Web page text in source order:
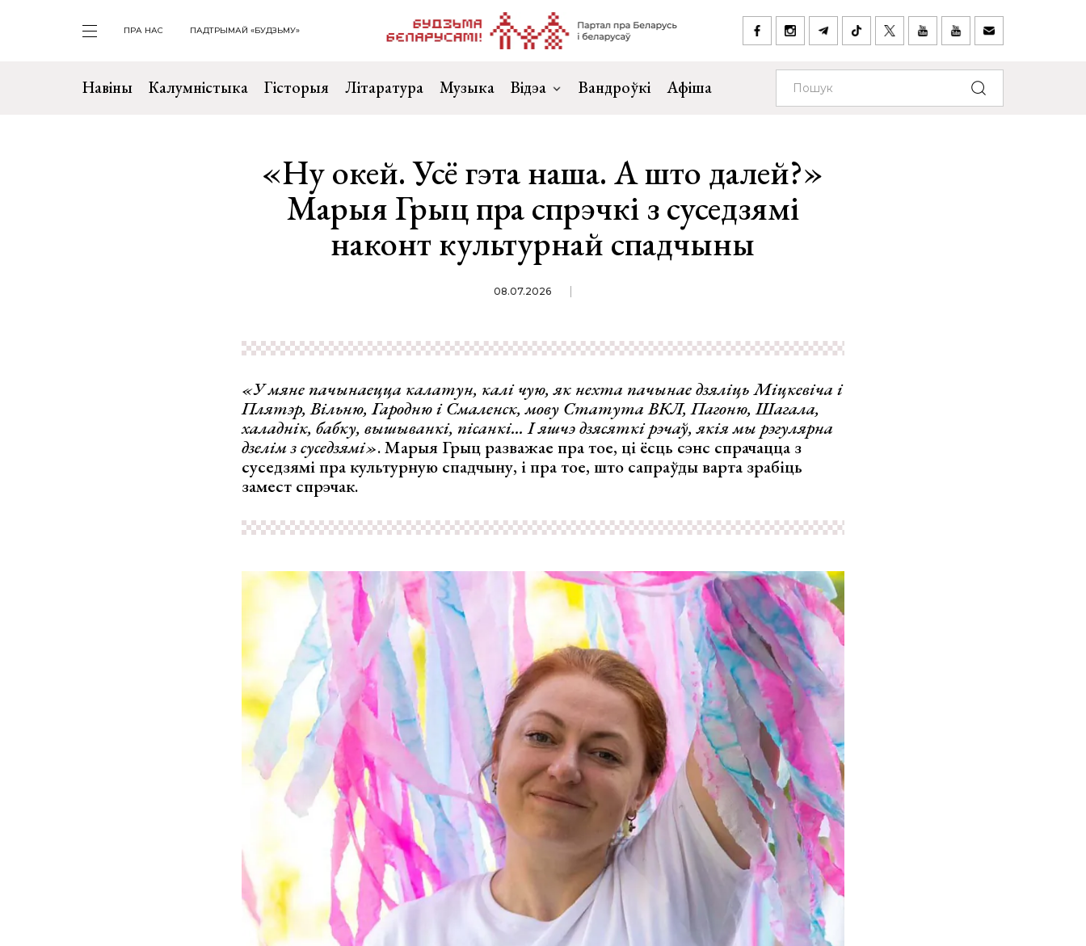
ПРА НАС ПАДТРЫМАЙ «БУДЗЬМУ»
Навіны Калумністыка Гісторыя Літаратура Музыка Відэа Вандроўкі Афіша
«Ну окей. Усё гэта наша. А што далей?»
Марыя Грыц пра спрэчкі з суседзямі
наконт культурнай спадчыны
08.07.2026
«У мяне пачынаецца калатун, калі чую, як нехта пачынае дзяліць Міцкевіча і
Плятэр, Вільню, Гародню і Смаленск, мову Статута ВКЛ, Пагоню, Шагала,
халаднік, бабку, вышыванкі, пісанкі... І яшчэ дзясяткі рэчаў, якія мы рэгулярна
дзелім з суседзямі». Марыя Грыц разважае пра тое, ці ёсць сэнс спрачацца з
суседзямі пра культурную спадчыну, і пра тое, што сапраўды варта зрабіць
замест спрэчак.